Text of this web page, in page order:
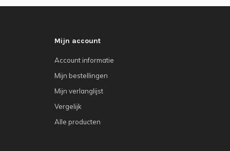
Mijn account
Account informatie
Mijn bestellingen
Mijn verlanglijst
Vergelijk
Alle producten